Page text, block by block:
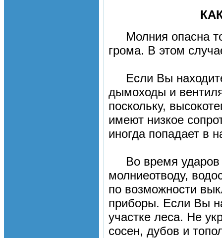
Молния опасна
грома. В этом
Если Вы
дымоходы и
поскольку,
имеют низкое
иногда попадает в
Во время ударов
молниеотводу,
по возможности
приборы. Если Вы
участке леса. Не
сосен, дубов и